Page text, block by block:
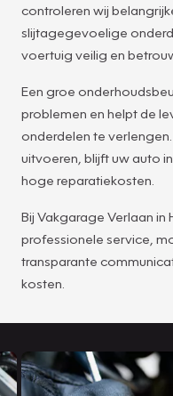
controleren wij
slijtagegevoelige
voertuig veilig en
Een groe
problemen en helpt de
onderdelen te
uitvoeren, blijft uw auto
hoge reparatiekosten.
Bij Vakgarage Verlaan
professionele service,
transparante
kosten.